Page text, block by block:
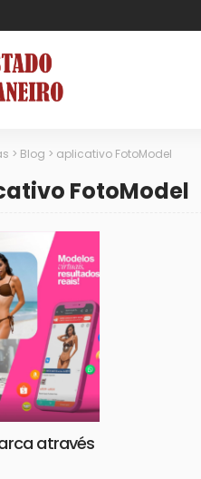
> Blog > aplicativo FotoModel
FotoModel
através